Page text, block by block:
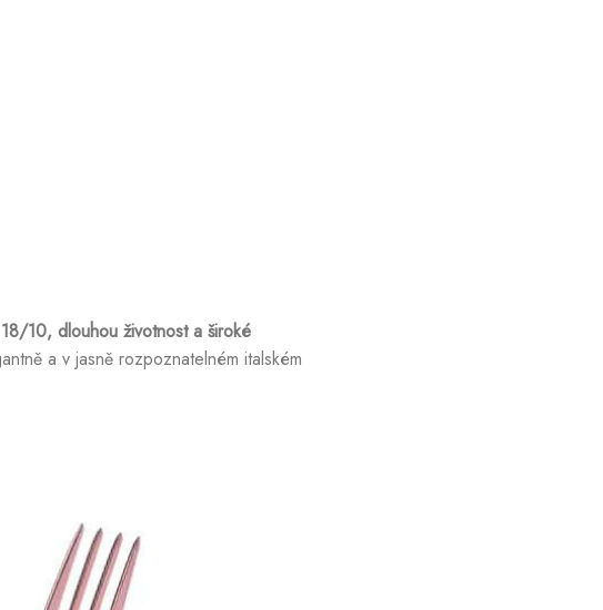
10, dlouhou životnost a široké
a v jasně rozpoznatelném italském